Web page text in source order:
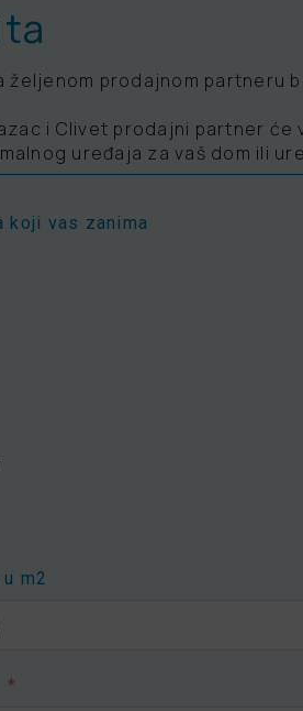
željenom prodajnom partneru
i Clivet prodajni partner će
uređaja za vaš dom ili
koji vas zanima
m2